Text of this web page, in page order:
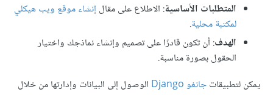
المتطلبات الأساسية: الاطلاع على مقال إنشاء موقع ويب هيكلي
لمكتبة محلية.
الهدف: أن تكون قادرًا على تصميم وإنشاء نماذجك واختيار
الحقول بصورة مناسبة.
يمكن لتطبيقاتجانغو Django
الوصول إلى البيانات وإدارتها من خلال